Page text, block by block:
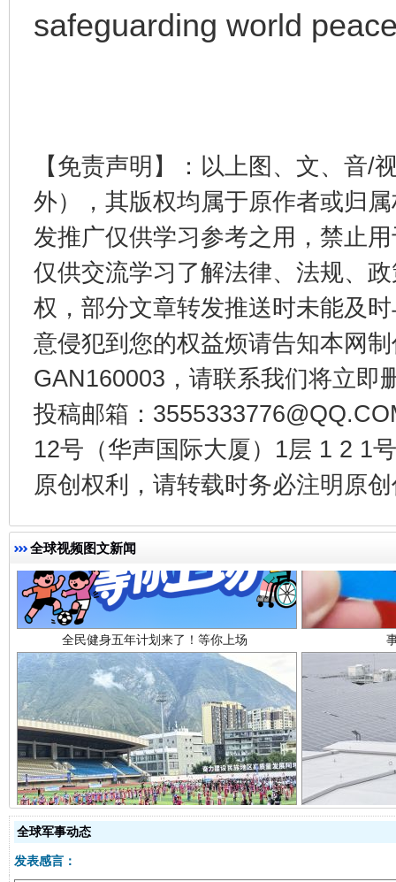
safeguarding world
【免责声明】：以上图、文、音/
外），其版权均属于原作者或归
发推广仅供学习参考之用，禁止
仅供交流学习了解法律、法规、
权，部分文章转发推送时未能及
意侵犯到您的权益烦请告知本网
GAN160003，请联系我们将立即
投稿邮箱：
12号（华声国际大厦）1层 1 2 1
原创权利，请转载时务必注明原
全球视频图文新闻
受贿1.44亿！段成刚被判无期 从幼
全民健身五年计划来了！等你上场
阿坝州三大球赛在茂县开幕 规模
全球军事动态
发表感言：